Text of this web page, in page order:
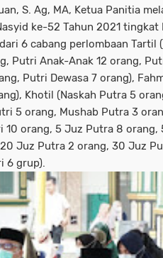
S. Ag, MA, Ketua Panitia
ke-52 Tahun 2021
6 cabang perlombaan Tartil
Putri Anak-Anak 12 orang,
Putri Dewasa 7 orang),
Khotil (Naskah Putra 5
5 orang, Mushab Putra 3
10 orang, 5 Juz Putra 8
Juz Putra 2 orang, 30 Juz
6 grup).